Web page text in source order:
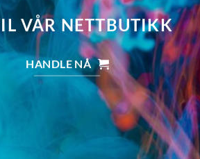
VÅR NETTBUTIKK
HANDLE NÅ